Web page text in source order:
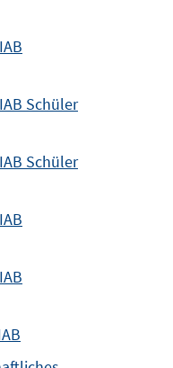
Schüler
Schüler